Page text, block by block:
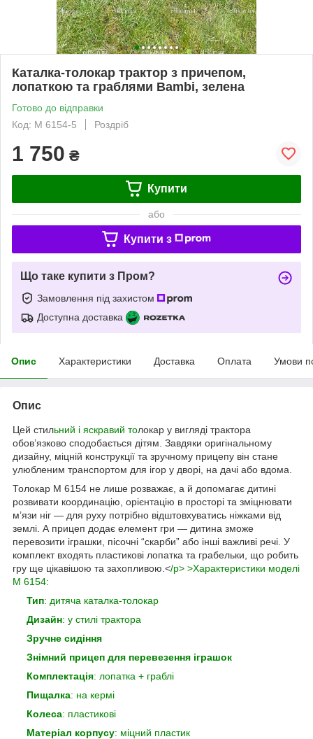
Каталка-толокар трактор з причепом,
лопаткою та граблями Bambi, зелена
Готово до відправки
Код: M 6154-5
Роздріб
1 750 ₴
Купити
або
Купити з
Що таке купити з Пром?
Замовлення під захистом
Доступна доставка
Опис Характеристики Доставка Оплата Умови
Опис
Цей стильний і яскравий толокар у вигляді трактора
обов’язково сподобається дітям. Завдяки оригінальному
дизайну, міцній конструкції та зручному прицепу він стане
улюбленим транспортом для ігор у дворі, на дачі або вдома.
Толокар M 6154 не лише розважає, а й допомагає дитині
розвивати координацію, орієнтацію в просторі та зміцнювати
м’язи ніг — для руху потрібно відштовхуватись ніжками від
землі. А прицеп додає елемент гри — дитина зможе
перевозити іграшки, пісочні “скарби” або інші важливі речі. У
комплект входять пластикові лопатка та грабельки, що робить
гру ще цікавішою та захопливою.</p> >Характеристики моделі
M 6154:
Тип: дитяча каталка-толокар
Дизайн: у стилі трактора
Зручне сидіння
Знімний прицеп для перевезення іграшок
Комплектація: лопатка + граблі
Пищалка: на кермі
Колеса: пластикові
Матеріал корпусу: міцний пластик